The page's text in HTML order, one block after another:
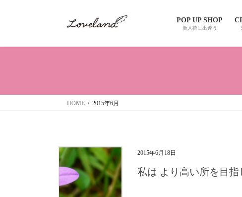
POP UP SHOP
新入荷に出逢う
HOME 2015年6月
2015年6月18日
私は より高い所を目指